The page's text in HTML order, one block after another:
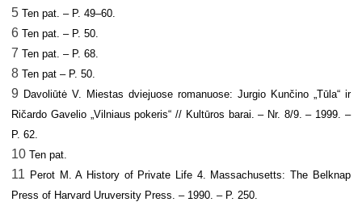
5 Ten pat. – P. 49–60.
6 Ten pat. – P. 50.
7 Ten pat. – P. 68.
8 Ten pat – P. 50.
9 Davoliūtė V. Miestas dviejuose romanuose: Jurgio Kunčino „Tūla“ ir
Ričardo Gavelio „Vilniaus pokeris“ // Kultūros barai. – Nr. 8/9. – 1999. –
P. 62.
10 Ten pat.
11 Perot M. A History of Private Life 4. Massachusetts: The Belknap
Press of Harvard Uruversity Press. – 1990. – P. 250.